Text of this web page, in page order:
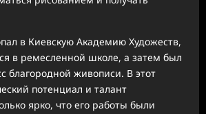
в Киевскую Академию Художеств,
в ремесленной школе, а затем был
благородной живописи. В этот
потенциал и талант
ярко, что его работы были